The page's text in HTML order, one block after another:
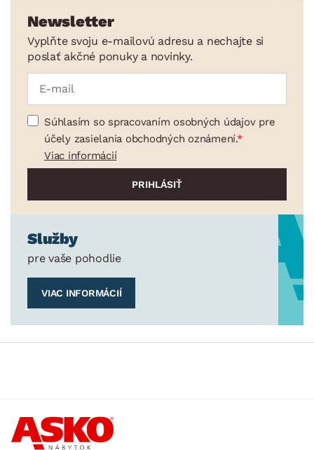
Newsletter
Vyplňte svoju e-mailovú adresu a nechajte si
poslať akčné ponuky a novinky.
Súhlasím so spracovaním osobných údajov pre
účely zasielania obchodných oznámení.
Viac informácií
Služby
pre vaše pohodlie
VIAC INFORMÁCIÍ